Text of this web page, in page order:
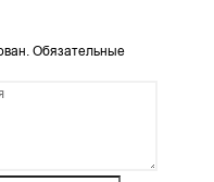
Обязательные